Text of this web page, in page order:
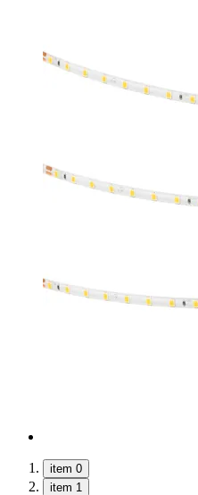
item 0
item 1